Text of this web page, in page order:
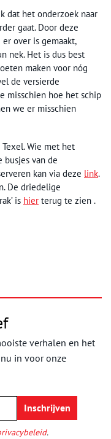
dat het onderzoek naar
gaat. Door deze
over is gemaakt,
nek. Het is dus best
maken voor nóg
de versierde
misschien hoe het schip
we er misschien
Wie met het
busjes van de
kan via deze link.
De driedelige
is hier terug te zien .
verhalen en het
in voor onze
.